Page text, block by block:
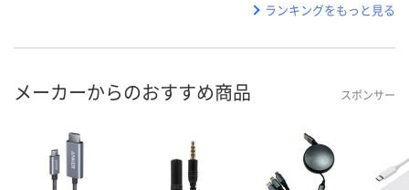
ランキングをもっと見る
メーカーからのおすすめ商品 スポンサー